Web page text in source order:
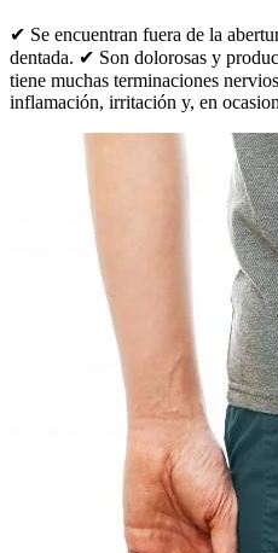
✔ Se encuentran fuera de la
dentada. ✔ Son dolorosas y
tiene muchas terminaciones
inflamación, irritación y, en